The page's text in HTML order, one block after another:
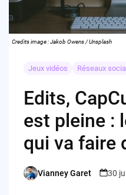
Credits image : Jakob Owens / Unsplash
Jeux vidéos Réseaux
Edits,
est pleine :
qui va faire
Posted
Vianney Garet 30